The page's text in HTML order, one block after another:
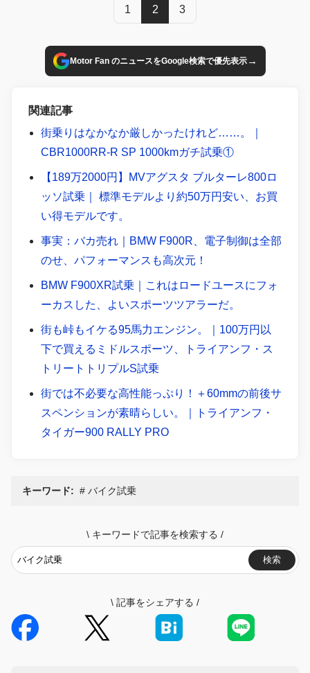
1 2 3
Motor Fan のニュースをGoogle検索で優先表示→
関連記事
街乗りはなかなか厳しかったけれど……。｜
CBR1000RR-R SP 1000kmガチ試乗①
【189万2000円】MVアグスタ ブルターレ800ロ
ッソ試乗｜ 標準モデルより約50万円安い、お買
い得モデルです。
事実：バカ売れ｜BMW F900R、電子制御は全部
のせ、パフォーマンスも高次元！
BMW F900XR試乗｜これはロードユースにフォ
ーカスした、よいスポーツツアラーだ。
街も峠もイケる95馬力エンジン。｜100万円以
下で買えるミドルスポーツ、トライアンフ・ス
トリートトリプルS試乗
街では不必要な高性能っぷり！＋60mmの前後サ
スペンションが素晴らしい。｜トライアンフ・
タイガー900 RALLY PRO
キーワード: バイク試乗
\ キーワードで記事を検索する /
検索
\ 記事をシェアする /